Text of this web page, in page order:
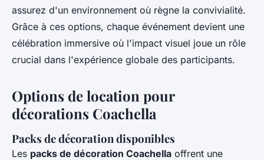
assurez d'un environnement où règne la convivialité.
Grâce à ces options, chaque événement devient une
célébration immersive où l'impact visuel joue un rôle
crucial dans l'expérience globale des participants.
Options de location pour
décorations Coachella
Packs de décoration disponibles
Les packs de décoration Coachella offrent une